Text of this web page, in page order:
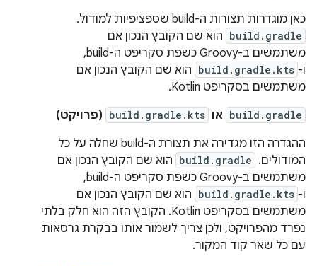
כאן מוגדרות תצורות ה-build שספציפיות למודול.
build.gradle הוא שם הקובץ הנכון אם
משתמשים ב-Groovy כשפת סקריפט ה-build,
ו- build.gradle.kts הוא שם הקובץ הנכון אם
משתמשים בסקריפט Kotlin.
build.gradle או build.gradle.kts (פרויקט)
ההגדרה הזו מגדירה את תצורת ה-build שחלה על כל
המודולים. ‫ build.gradle הוא שם הקובץ הנכון אם
משתמשים ב-Groovy כשפת סקריפט ה-build,
ו- build.gradle.kts הוא שם הקובץ הנכון אם
משתמשים בסקריפט Kotlin. הקובץ הזה הוא חלק בלתי
נפרד מהפרויקט, ולכן צריך לשמור אותו בבקרת גרסאות
עם כל שאר קוד המקור.